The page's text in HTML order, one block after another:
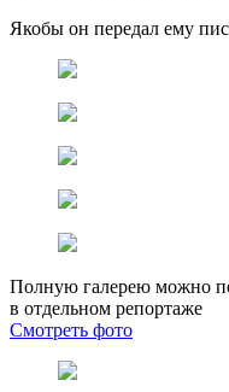
Якобы он передал ему
Полную галерею можно
в отдельном репортаже
Смотреть фото